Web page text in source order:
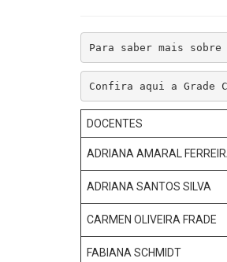
Para saber mais
Confira aqui a Grade
DOCENTES
ADRIANA AMARAL
ADRIANA SANTOS SILVA
CARMEN OLIVEIRA FRADE
FABIANA SCHMIDT